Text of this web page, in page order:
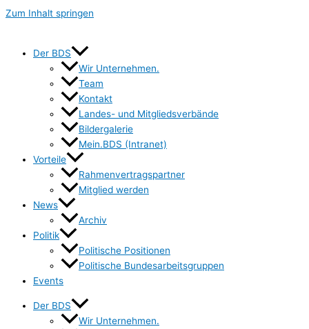
Zum Inhalt springen
Der BDS
Wir Unternehmen.
Team
Kontakt
Landes- und Mitgliedsverbände
Bildergalerie
Mein.BDS (Intranet)
Vorteile
Rahmenvertragspartner
Mitglied werden
News
Archiv
Politik
Politische Positionen
Politische Bundesarbeitsgruppen
Events
Der BDS
Wir Unternehmen.